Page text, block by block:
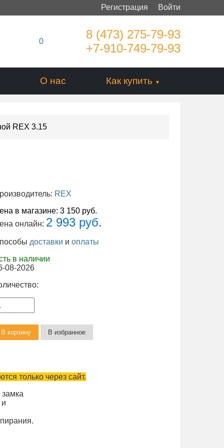
Войти
Регистрация
0
8 (473) 275-79-93
+7-910-749-79-93
О нас Как купить
REX 3.15
REX
в магазине:3 150 руб.
онлайн: 2 993 руб.
доставки иоплаты
в наличии
08-2026
только через сайт.